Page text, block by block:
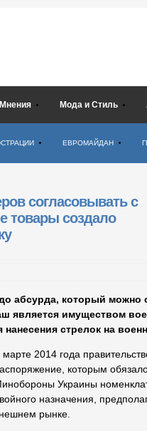
Мнения Мода и Стиль
ЕВРОМАЙДАН
согласовывать с
товары создало
абсурда, который можно
имуществом
стрелок на
марте 2014 года
которым
Украины
назначения,
рынке.